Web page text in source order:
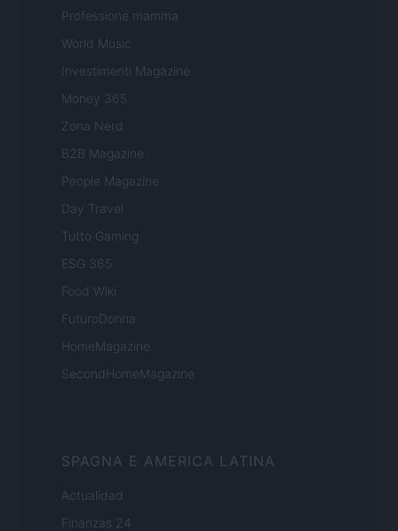
Professione mamma
World Music
Investimenti Magazine
Money 365
Zona Nerd
B2B Magazine
People Magazine
Day Travel
Tutto Gaming
ESG 365
Food Wiki
FuturoDonna
HomeMagazine
SecondHomeMagazine
SPAGNA E AMERICA LATINA
Actualidad
Finanzas 24